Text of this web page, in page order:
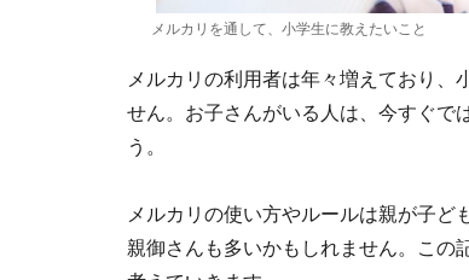
メルカリを通して、小学生に教えたいこと
メルカリの利用者は年々増えており、
せん。お子さんがいる人は、今すぐで
う。
メルカリの使い方やルールは親が子
親御さんも多いかもしれません。この